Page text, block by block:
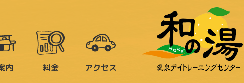
内 料金 アクセス